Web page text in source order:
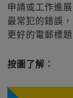
申請或工作進
最常犯的錯誤
更好的電郵標題
按圖了解：